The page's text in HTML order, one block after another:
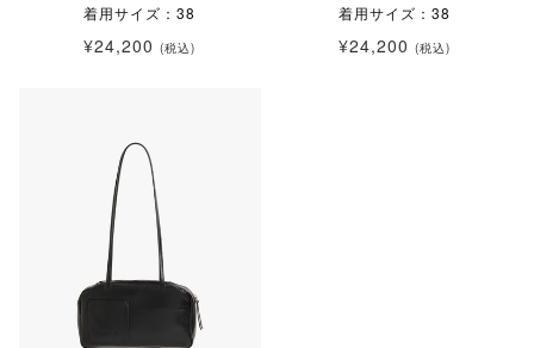
着用サイズ：38
¥24,200 (税込)
着用サイズ：38
¥24,200 (税込)